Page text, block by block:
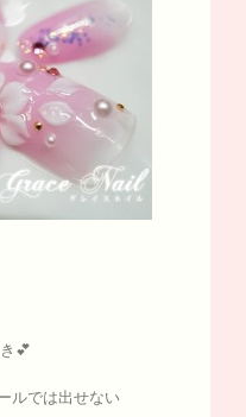
💕
ルでは出せない